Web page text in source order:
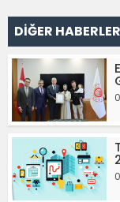
DİĞER HABERLER